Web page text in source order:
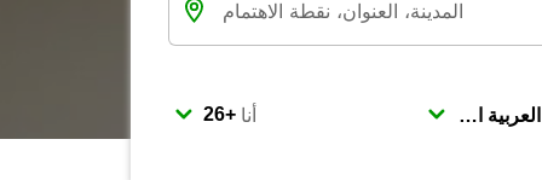
أنا